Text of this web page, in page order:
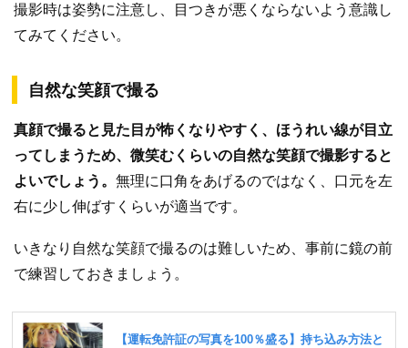
撮影時は姿勢に注意し、目つきが悪くならないよう意識し
てみてください。
自然な笑顔で撮る
真顔で撮ると見た目が怖くなりやすく、ほうれい線が目立
ってしまうため、微笑むくらいの自然な笑顔で撮影すると
よいでしょう。 無理に口角をあげるのではなく、口元を左
右に少し伸ばすくらいが適当です。
いきなり自然な笑顔で撮るのは難しいため、事前に鏡の前
で練習しておきましょう。